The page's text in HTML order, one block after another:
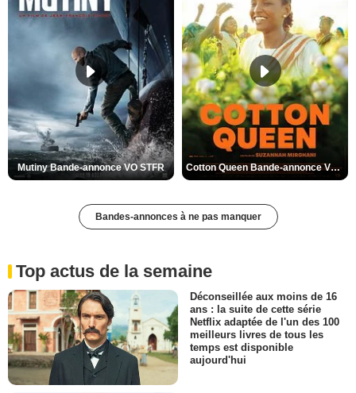
Mutiny Bande-annonce VO STFR Cotton Queen Bande-annonce VO STFR
Bandes-annonces à ne pas manquer
Top actus de la semaine
Déconseillée aux moins de 16
ans : la suite de cette série
Netflix adaptée de l'un des 100
meilleurs livres de tous les
temps est disponible
aujourd'hui